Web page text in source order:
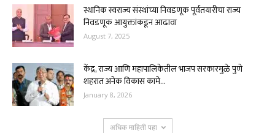
स्थानिक स्वराज्य संस्थांच्या निवडणूक पूर्वतयारीचा राज्य
निवडणूक आयुक्तांकडून आढावा
August 7, 2025
केंद्र, राज्य आणि महापालिकेतील भाजप सरकारमुळे पुणे
शहरात अनेक विकास कामे...
January 8, 2026
अधिक माहिती पहा